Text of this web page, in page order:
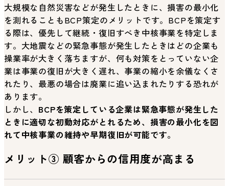
大規模な自然災害などが発生したときに、損害の最小化
を測れることもBCP策定のメリットです。BCPを策定す
る際は、優先して継続・復旧すべき中核事業を特定しま
す。大地震などの緊急事態が発生したときはどの企業も
操業率が大きく落ちますが、何も対策をとっていない企
業は事業の復旧が大きく遅れ、事業の縮小を余儀なくさ
れたり、最悪の場合は廃業に追い込まれたりする恐れが
あります。
しかし、 BCPを策定している企業は緊急事態が発生した
ときに適切な初動対応がとれるため、損害の最小化を図
れて中核事業の維持や早期復旧が可能です。
メリット③ 顧客からの信用度が高まる